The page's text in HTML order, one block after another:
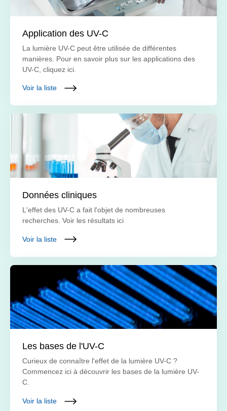
Application des UV-C
La lumière UV-C peut être utilisée de différentes
manières. Pour en savoir plus sur les applications des
UV-C, cliquez ici.
Voir la liste
Données cliniques
L'effet des UV-C a fait l'objet de nombreuses
recherches. Voir les résultats ici
Voir la liste
Les bases de l'UV-C
Curieux de connaître l'effet de la lumière UV-C ?
Commencez ici à découvrir les bases de la lumière UV-
C.
Voir la liste